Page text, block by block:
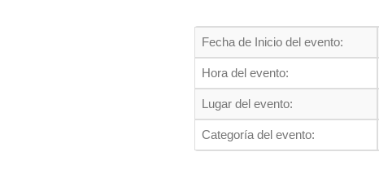
Fecha de Inicio del evento:
Hora del evento:
Lugar del evento:
Categoría del evento: